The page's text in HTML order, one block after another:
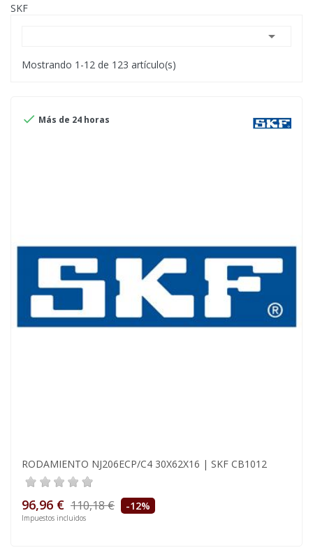
SKF

Mostrando 1-12 de 123 artículo(s)
 Más de 24 horas
RODAMIENTO NJ206ECP/C4 30X62X16 | SKF CB1012
96,96 € 110,18 € -12%
Impuestos incluidos